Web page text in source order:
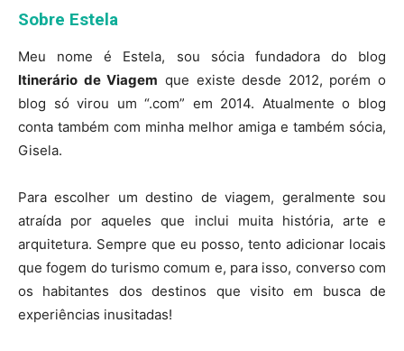
Sobre Estela
Meu nome é Estela, sou sócia fundadora do blog
Itinerário de Viagem que existe desde 2012, porém o
blog só virou um “.com” em 2014. Atualmente o blog
conta também com minha melhor amiga e também sócia,
Gisela.
Para escolher um destino de viagem, geralmente sou
atraída por aqueles que inclui muita história, arte e
arquitetura. Sempre que eu posso, tento adicionar locais
que fogem do turismo comum e, para isso, converso com
os habitantes dos destinos que visito em busca de
experiências inusitadas!